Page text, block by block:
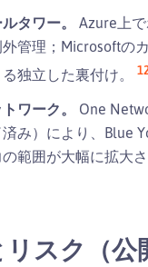
タワー。
Azure上
管理；Microsoftの
独立した裏付け。
ワーク。
One
み）により、Blue
範囲が大幅に拡大さ
スク（公